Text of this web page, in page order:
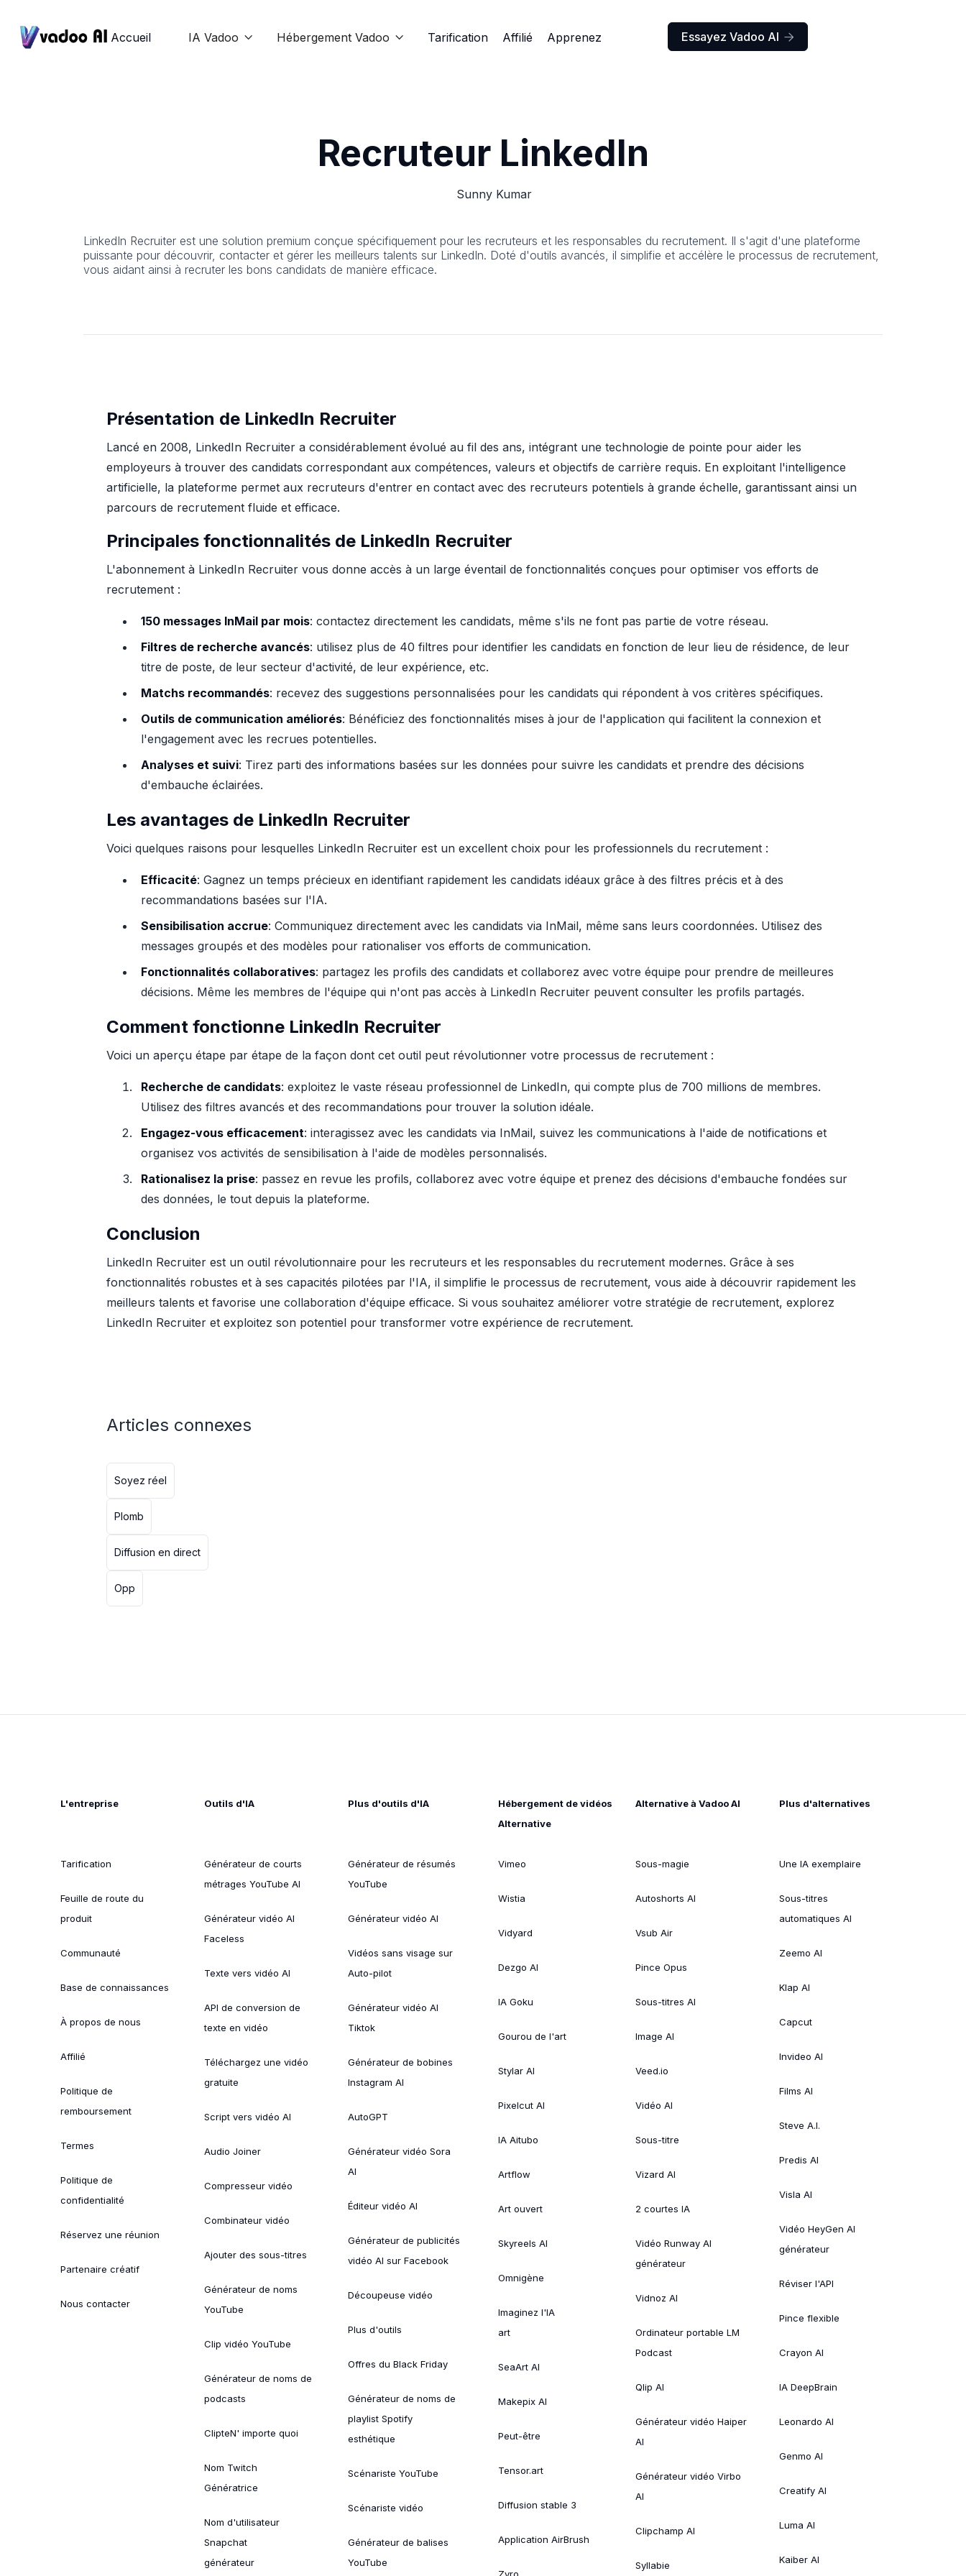
Accueil IA Vadoo  Hébergement Vadoo  Tarification Affilié Apprenez Essayez Vadoo AI 
Recruteur LinkedIn
Sunny Kumar
LinkedIn Recruiter est une solution premium conçue spécifiquement pour les recruteurs et les responsables du recrutement. Il s'agit d'une plateforme
puissante pour découvrir, contacter et gérer les meilleurs talents sur LinkedIn. Doté d'outils avancés, il simplifie et accélère le processus de recrutement,
vous aidant ainsi à recruter les bons candidats de manière efficace.
Présentation de LinkedIn Recruiter
Lancé en 2008, LinkedIn Recruiter a considérablement évolué au fil des ans, intégrant une technologie de pointe pour aider les
employeurs à trouver des candidats correspondant aux compétences, valeurs et objectifs de carrière requis. En exploitant l'intelligence
artificielle, la plateforme permet aux recruteurs d'entrer en contact avec des recruteurs potentiels à grande échelle, garantissant ainsi un
parcours de recrutement fluide et efficace.
Principales fonctionnalités de LinkedIn Recruiter
L'abonnement à LinkedIn Recruiter vous donne accès à un large éventail de fonctionnalités conçues pour optimiser vos efforts de
recrutement :
150 messages InMail par mois: contactez directement les candidats, même s'ils ne font pas partie de votre réseau.
Filtres de recherche avancés: utilisez plus de 40 filtres pour identifier les candidats en fonction de leur lieu de résidence, de leur
titre de poste, de leur secteur d'activité, de leur expérience, etc.
Matchs recommandés: recevez des suggestions personnalisées pour les candidats qui répondent à vos critères spécifiques.
Outils de communication améliorés: Bénéficiez des fonctionnalités mises à jour de l'application qui facilitent la connexion et
l'engagement avec les recrues potentielles.
Analyses et suivi: Tirez parti des informations basées sur les données pour suivre les candidats et prendre des décisions
d'embauche éclairées.
Les avantages de LinkedIn Recruiter
Voici quelques raisons pour lesquelles LinkedIn Recruiter est un excellent choix pour les professionnels du recrutement :
Efficacité: Gagnez un temps précieux en identifiant rapidement les candidats idéaux grâce à des filtres précis et à des
recommandations basées sur l'IA.
Sensibilisation accrue: Communiquez directement avec les candidats via InMail, même sans leurs coordonnées. Utilisez des
messages groupés et des modèles pour rationaliser vos efforts de communication.
Fonctionnalités collaboratives: partagez les profils des candidats et collaborez avec votre équipe pour prendre de meilleures
décisions. Même les membres de l'équipe qui n'ont pas accès à LinkedIn Recruiter peuvent consulter les profils partagés.
Comment fonctionne LinkedIn Recruiter
Voici un aperçu étape par étape de la façon dont cet outil peut révolutionner votre processus de recrutement :
Recherche de candidats: exploitez le vaste réseau professionnel de LinkedIn, qui compte plus de 700 millions de membres.
Utilisez des filtres avancés et des recommandations pour trouver la solution idéale.
Engagez-vous efficacement: interagissez avec les candidats via InMail, suivez les communications à l'aide de notifications et
organisez vos activités de sensibilisation à l'aide de modèles personnalisés.
Rationalisez la prise: passez en revue les profils, collaborez avec votre équipe et prenez des décisions d'embauche fondées sur
des données, le tout depuis la plateforme.
Conclusion
LinkedIn Recruiter est un outil révolutionnaire pour les recruteurs et les responsables du recrutement modernes. Grâce à ses
fonctionnalités robustes et à ses capacités pilotées par l'IA, il simplifie le processus de recrutement, vous aide à découvrir rapidement les
meilleurs talents et favorise une collaboration d'équipe efficace. Si vous souhaitez améliorer votre stratégie de recrutement, explorez
LinkedIn Recruiter et exploitez son potentiel pour transformer votre expérience de recrutement.
Articles connexes
Soyez réel
Plomb
Diffusion en direct
Opp
L'entreprise
Tarification
Feuille de route du
produit
Communauté
Base de connaissances
À propos de nous
Affilié
Politique de
remboursement
Termes
Politique de
confidentialité
Réservez une réunion
Partenaire créatif
Nous contacter
Outils d'IA
Générateur de courts
métrages YouTube AI
Générateur vidéo AI
Faceless
Texte vers vidéo AI
API de conversion de
texte en vidéo
Téléchargez une vidéo
gratuite
Script vers vidéo AI
Audio Joiner
Compresseur vidéo
Combinateur vidéo
Ajouter des sous-titres
Générateur de noms
YouTube
Clip vidéo YouTube
Générateur de noms de
podcasts
ClipteN' importe quoi
Nom Twitch
Génératrice
Nom d'utilisateur
Snapchat
générateur
Plus d'outils d'IA
Générateur de résumés
YouTube
Générateur vidéo AI
Vidéos sans visage sur
Auto-pilot
Générateur vidéo AI
Tiktok
Générateur de bobines
Instagram AI
AutoGPT
Générateur vidéo Sora
AI
Éditeur vidéo AI
Générateur de publicités
vidéo AI sur Facebook
Découpeuse vidéo
Plus d'outils
Offres du Black Friday
Générateur de noms de
playlist Spotify
esthétique
Scénariste YouTube
Scénariste vidéo
Générateur de balises
YouTube
Hébergement de vidéos
Alternative
Vimeo
Wistia
Vidyard
Dezgo AI
IA Goku
Gourou de l'art
Stylar AI
Pixelcut AI
IA Aitubo
Artflow
Art ouvert
Skyreels AI
Omnigène
Imaginez l'IA
art
SeaArt AI
Makepix AI
Peut-être
Tensor.art
Diffusion stable 3
Application AirBrush
Zyro
Alternative à Vadoo AI
Sous-magie
Autoshorts AI
Vsub Air
Pince Opus
Sous-titres AI
Image AI
Veed.io
Vidéo AI
Sous-titre
Vizard AI
2 courtes IA
Vidéo Runway AI
générateur
Vidnoz AI
Ordinateur portable LM
Podcast
Qlip AI
Générateur vidéo Haiper
AI
Générateur vidéo Virbo
AI
Clipchamp AI
Syllabie
Plus d'alternatives
Une IA exemplaire
Sous-titres
automatiques AI
Zeemo AI
Klap AI
Capcut
Invideo AI
Films AI
Steve A.I.
Predis AI
Visla AI
Vidéo HeyGen AI
générateur
Réviser l'API
Pince flexible
Crayon AI
IA DeepBrain
Leonardo AI
Genmo AI
Creatify AI
Luma AI
Kaiber AI